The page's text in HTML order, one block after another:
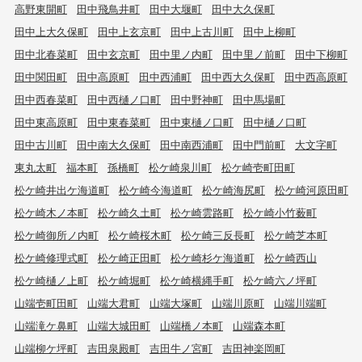
高野東開町
田中飛鳥井町 田中大堰町
田中大久保町
田中上大久保町
田中上玄京町 田中上古川町
田中上柳町
田中北春菜町
田中玄京町 田中里ノ内町 田中里ノ前町
田中下柳町
田中関田町
田中高原町 田中西浦町 田中西大久保町
田中西高原町
田中西春菜町
田中西樋ノ口町 田中野神町
田中馬場町
田中東高原町
田中東春菜町 田中東樋ノ口町
田中樋ノ口町
田中古川町
田中南大久保町 田中南西浦町 田中門前町
大文字町
東丸太町
福本町 孫橋町 松ケ崎泉川町
松ケ崎壱町田町
松ケ崎井出ケ海道町
松ケ崎今海道町 松ケ崎海尻町
松ケ崎河原田町
松ケ崎木ノ本町
松ケ崎久土町 松ケ崎雲路町
松ケ崎小竹薮町
松ケ崎御所ノ内町
松ケ崎桜木町 松ケ崎三反長町
松ケ崎芝本町
松ケ崎修理式町
松ケ崎正田町 松ケ崎杉ケ海道町
松ケ崎西山
松ケ崎樋ノ上町
松ケ崎堀町 松ケ崎横縄手町
松ケ崎六ノ坪町
山端壱町田町
山端大君町 山端大塚町 山端川原町
山端川端町
山端滝ケ鼻町
山端大城田町 山端橋ノ本町
山端森本町
山端柳ケ坪町
吉田泉殿町 吉田牛ノ宮町
吉田神楽岡町